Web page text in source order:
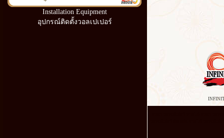
Installation Equipment
อุปกรณ์ติดตั้งวอลเปเปอร์